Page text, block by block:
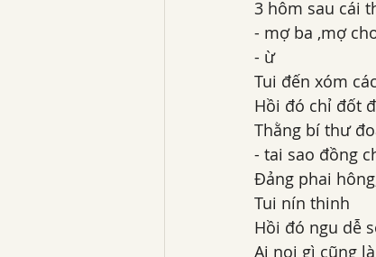
3 hôm sau cái
- mợ ba ,mợ
- ừ
Tui đến xóm
Hồi đó chỉ đốt
Thằng bí thư
- tai sao đồng
Đảng phai
Tui nín thinh
Hồi đó ngu dễ
Ai noi gì cũng